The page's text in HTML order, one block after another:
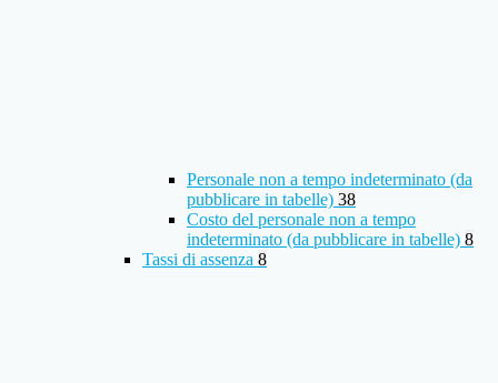
Personale non a tempo indeterminato (da
pubblicare in tabelle) 38
Costo del personale non a tempo
indeterminato (da pubblicare in tabelle) 8
Tassi di assenza 8